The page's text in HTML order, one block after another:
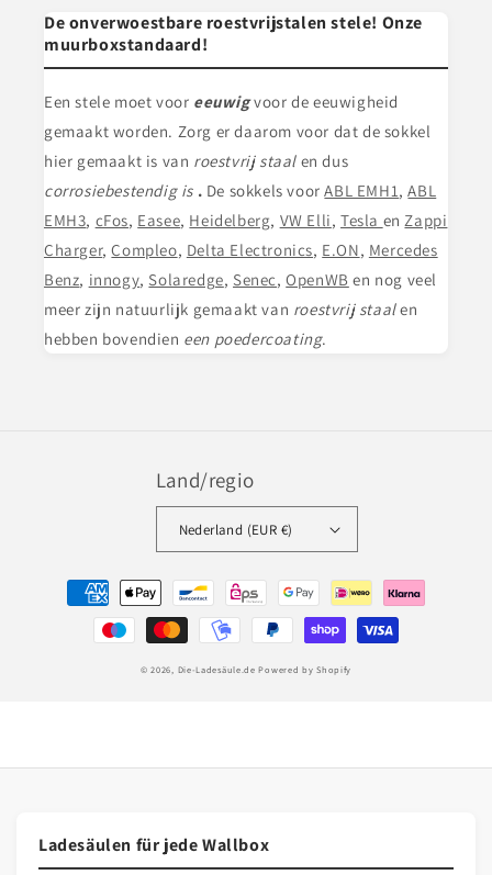
De onverwoestbare roestvrijstalen stele! Onze
muurboxstandaard!
Een stele moet voor eeuwigvoor de eeuwigheid
gemaakt worden. Zorg er daarom voor dat de sokkel
hier gemaakt is van roestvrij staal en dus
corrosiebestendig is . De sokkels voorABL EMH1,ABL
EMH3, cFos, Easee, Heidelberg, VW Elli,Tesla enZappi
Charger,Compleo, Delta Electronics, E.ON, Mercedes
Benz, innogy, Solaredge, Senec,OpenWB en nog veel
meer zijn natuurlijk gemaakt van roestvrij staalen
hebben bovendien een poedercoating.
Land/regio
Nederland (EUR €)
Betaalmethoden
© 2026, Die-Ladesäule.de Powered by Shopify
Ladesäulen für jede Wallbox